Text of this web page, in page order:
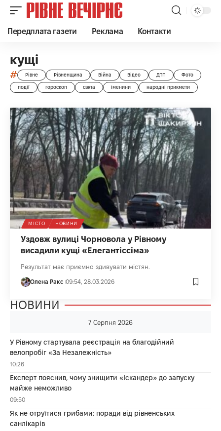
Передплата газети Реклама Контакти
кущі
# Рівне Рівненщина Війна Відео ДТП Фото
події гороскоп свята іменини народні прикмети
МІСТО НОВИНИ
Уздовж вулиці Чорновола у Рівному
висадили кущі «Елегантіссіма»
Результат має приємно здивувати містян.
Олена Ракс 09:54, 28.03.2026
НОВИНИ
7 Серпня 2026
У Рівному стартувала реєстрація на благодійний
велопробіг «За Незалежність»
10:26
Експерт пояснив, чому знищити «Іскандер» до запуску
майже неможливо
09:50
Як не отруїтися грибами: поради від рівненських
санлікарів